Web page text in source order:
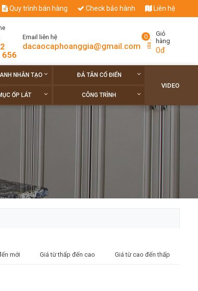
Quy trình bán hàng Check bảo hành Liên hệ
656
Email liên hệ
dacaocaphoanggia@gmail.com
0
Giỏ
hàng
0đ
NHÂN TẠO ĐÁ TÂN CỔ ĐIỂN
ỐP LÁT CÔNG TRÌNH
VIDEO
mới Giá từ thấp đến cao Giá từ cao đến thấp